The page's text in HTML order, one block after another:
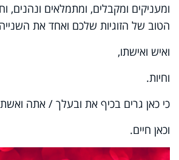
ומעניקים ומקבלים, ומתמלאים ונהנים,
הטוב של הזוגיות שלכם ואחד את
ואיש ואישתו,
וחיות.
כי כאן גרים בכיף את ובעלך / אתה
וכאן חיים.